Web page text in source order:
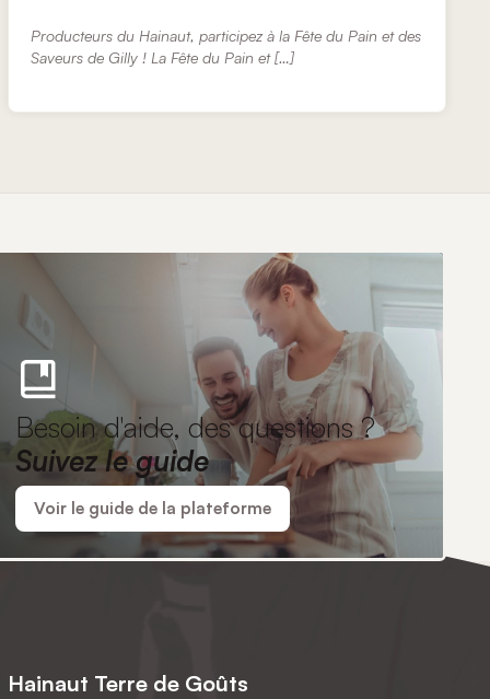
Producteurs du Hainaut, participez à la Fête du Pain et des
Saveurs de Gilly ! La Fête du Pain et […]
Besoin d'aide, des questions ?
Suivez le guide
Voir le guide de la plateforme
Hainaut Terre de Goûts